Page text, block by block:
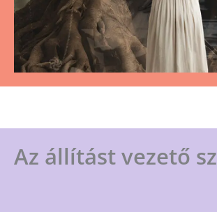
Az állítást vezető